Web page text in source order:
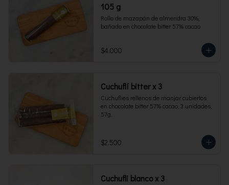
105 g
Rollo de mazapán de almendra 30%,
bañado en chocolate bitter 57% cacao
$4.000
Cuchuflí bitter x 3
Cuchuflies rellenos de manjar cubiertos
en chocolate bitter 57% cacao, 3 unidades,
57g.
$2.500
Cuchufli blanco x 3